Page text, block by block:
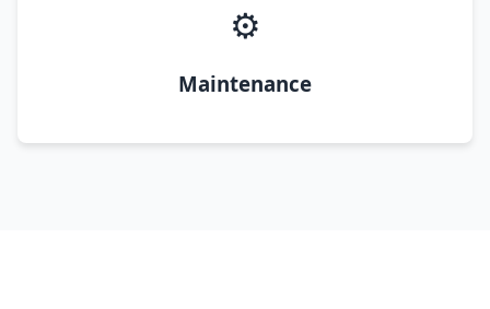
⚙️
Maintenance